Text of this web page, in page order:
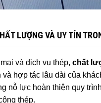
LƯỢNG VÀ UY TÍN
và dịch vụ thép, chất
hợp tác lâu dài của
nỗ lực hoàn thiện quy
thép.